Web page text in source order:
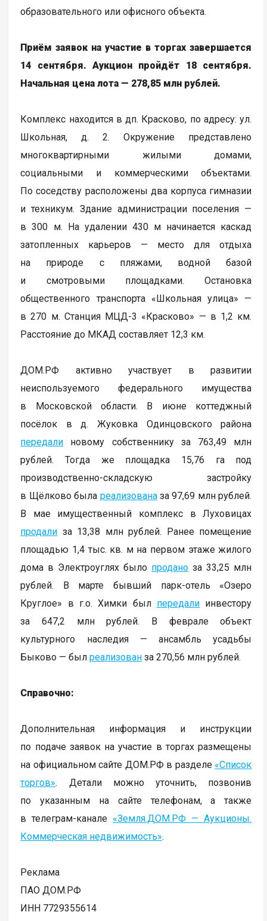
образовательного или офисного объекта.
Приём заявок на участие в торгах завершается
14 сентября. Аукцион пройдёт 18 сентября.
Начальная цена лота — 278,85 млн рублей.
Комплекс находится в дп. Красково, по адресу: ул.
Школьная, д. 2. Окружение представлено
многоквартирными жилыми домами,
социальными и коммерческими объектами.
По соседству расположены два корпуса гимназии
и техникум. Здание администрации поселения —
в 300 м. На удалении 430 м начинается каскад
затопленных карьеров — место для отдыха
на природе с пляжами, водной базой
и смотровыми площадками. Остановка
общественного транспорта «Школьная улица» —
в 270 м. Станция МЦД-3 «Красково» — в 1,2 км.
Расстояние до МКАД составляет 12,3 км.
ДОМ.РФ активно участвует в развитии
неиспользуемого федерального имущества
в Московской области. В июне коттеджный
посёлок в д. Жуковка Одинцовского района
передали новому собственнику за 763,49 млн
рублей. Тогда же площадка 15,76 га под
производственно-складскую застройку
в Щёлково была реализованаза 97,69 млн рублей.
В мае имущественный комплекс в Луховицах
продали за 13,38 млн рублей. Ранее помещение
площадью 1,4 тыс. кв. м на первом этаже жилого
дома в Электроуглях было продано за 33,25 млн
рублей. В марте бывший парк-отель «Озеро
Круглое» в г.о. Химки был передалиинвестору
за 647,2 млн рублей. В феврале объект
культурного наследия — ансамбль усадьбы
Быково — былреализован за 270,56 млн рублей.
Справочно:
Дополнительная информация и инструкции
по подаче заявок на участие в торгах размещены
на официальном сайте ДОМ.РФ в разделе «Список
торгов». Детали можно уточнить, позвонив
по указанным на сайте телефонам, а также
в телеграм-канале «Земля.ДОМ.РФ — Аукционы.
Коммерческая недвижимость».
Реклама
ПАО ДОМ.РФ
ИНН 7729355614